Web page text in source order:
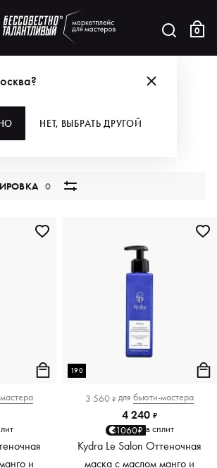
0
НЕТ, ВЫБРАТЬ ДРУГОЙ
КАТЕГОРИИ
0
и
190
3 560 ₽ для бьюти-мастера
4 240 ₽
1060₽ в сплит
Kydra Le Salon Оттеночная
маска с маслом манго и